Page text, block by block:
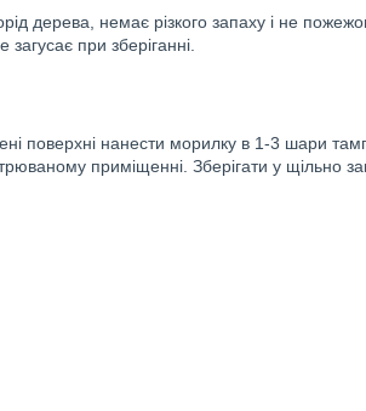
дерева, немає різкого запаху і не
загусає при зберіганні.
поверхні нанести морилку в 1-3 шари
приміщенні. Зберігати у щільно